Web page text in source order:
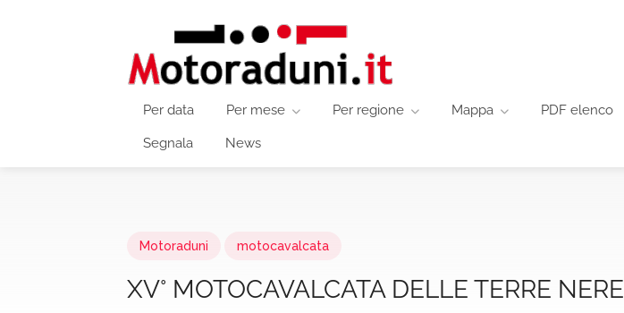
Per data Per mese Per regione Mappa PDF elenco
Segnala News
Motoraduni motocavalcata
XV° MOTOCAVALCATA DELLE TERRE NERE